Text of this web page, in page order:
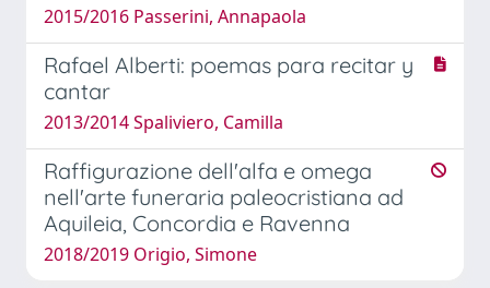
2015/2016 Passerini, Annapaola
Rafael Alberti: poemas para recitar y
cantar
2013/2014 Spaliviero, Camilla
Raffigurazione dell'alfa e omega
nell'arte funeraria paleocristiana ad
Aquileia, Concordia e Ravenna
2018/2019 Origio, Simone